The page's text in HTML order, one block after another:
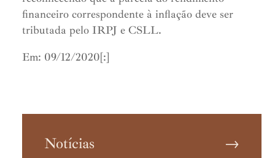
financeiro correspondente à inflação deve ser
tributada pelo IRPJ e CSLL.
Em: 09/12/2020[:]
Notícias →